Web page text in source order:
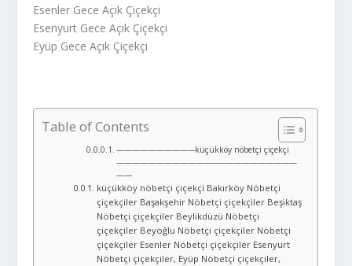
Esenler Gece Açık Çiçekçi
Esenyurt Gece Açık Çiçekçi
Eyüp Gece Açık Çiçekçi
Table of Contents
——————————küçükköy nöbetçi çiçekçi
———————————————————————
——
küçükköy nöbetçi çiçekçi Bakırköy Nöbetçi
çiçekçiler Başakşehir Nöbetçi çiçekçiler Beşiktaş
Nöbetçi çiçekçiler Beylikdüzü Nöbetçi
çiçekçiler Beyoğlu Nöbetçi çiçekçiler Nöbetçi
çiçekçiler Esenler Nöbetçi çiçekçiler Esenyurt
Nöbetçi çiçekçiler, Eyüp Nöbetçi çiçekçiler,